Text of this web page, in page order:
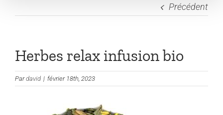
Précédent
Herbes relax infusion bio
Pardavid | février 18th, 2023